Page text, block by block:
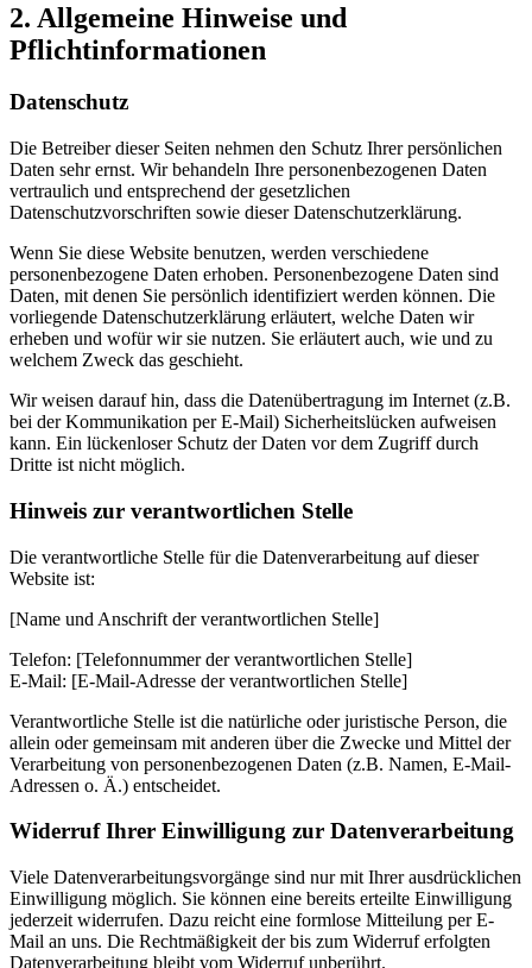
2. Allgemeine Hinweise und
Pflichtinformationen
Datenschutz
Die Betreiber dieser Seiten nehmen den Schutz Ihrer persönlichen
Daten sehr ernst. Wir behandeln Ihre personenbezogenen Daten
vertraulich und entsprechend der gesetzlichen
Datenschutzvorschriften sowie dieser Datenschutzerklärung.
Wenn Sie diese Website benutzen, werden verschiedene
personenbezogene Daten erhoben. Personenbezogene Daten sind
Daten, mit denen Sie persönlich identifiziert werden können. Die
vorliegende Datenschutzerklärung erläutert, welche Daten wir
erheben und wofür wir sie nutzen. Sie erläutert auch, wie und zu
welchem Zweck das geschieht.
Wir weisen darauf hin, dass die Datenübertragung im Internet (z.B.
bei der Kommunikation per E-Mail) Sicherheitslücken aufweisen
kann. Ein lückenloser Schutz der Daten vor dem Zugriff durch
Dritte ist nicht möglich.
Hinweis zur verantwortlichen Stelle
Die verantwortliche Stelle für die Datenverarbeitung auf dieser
Website ist:
[Name und Anschrift der verantwortlichen Stelle]
Telefon: [Telefonnummer der verantwortlichen Stelle]
E-Mail: [E-Mail-Adresse der verantwortlichen Stelle]
Verantwortliche Stelle ist die natürliche oder juristische Person, die
allein oder gemeinsam mit anderen über die Zwecke und Mittel der
Verarbeitung von personenbezogenen Daten (z.B. Namen, E-Mail-
Adressen o. Ä.) entscheidet.
Widerruf Ihrer Einwilligung zur Datenverarbeitung
Viele Datenverarbeitungsvorgänge sind nur mit Ihrer ausdrücklichen
Einwilligung möglich. Sie können eine bereits erteilte Einwilligung
jederzeit widerrufen. Dazu reicht eine formlose Mitteilung per E-
Mail an uns. Die Rechtmäßigkeit der bis zum Widerruf erfolgten
Datenverarbeitung bleibt vom Widerruf unberührt.